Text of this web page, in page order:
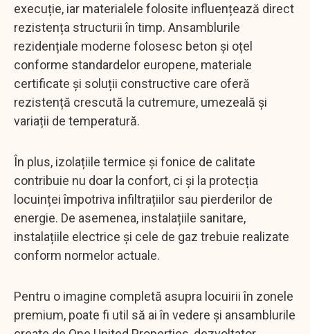
execuție, iar materialele folosite influențează direct
rezistența structurii în timp. Ansamblurile
rezidențiale moderne folosesc beton și oțel
conforme standardelor europene, materiale
certificate și soluții constructive care oferă
rezistență crescută la cutremure, umezeală și
variații de temperatură.
În plus, izolațiile termice și fonice de calitate
contribuie nu doar la confort, ci și la protecția
locuinței împotriva infiltrațiilor sau pierderilor de
energie. De asemenea, instalațiile sanitare,
instalațiile electrice și cele de gaz trebuie realizate
conform normelor actuale.
Pentru o imagine completă asupra locuirii în zonele
premium, poate fi util să ai în vedere și ansamblurile